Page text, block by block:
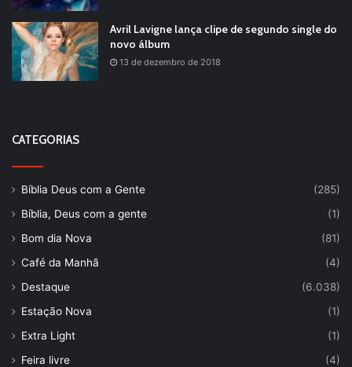
Avril Lavigne lança clipe de segundo single do
novo álbum
13 de dezembro de 2018
CATEGORIAS
Bíblia Deus com a Gente
(285)
Bíblia, Deus com a gente
(1)
Bom dia Nova
(81)
Café da Manhã
(4)
Destaque
(6.038)
Estação Nova
(1)
Extra Light
(1)
Feira livre
(4)